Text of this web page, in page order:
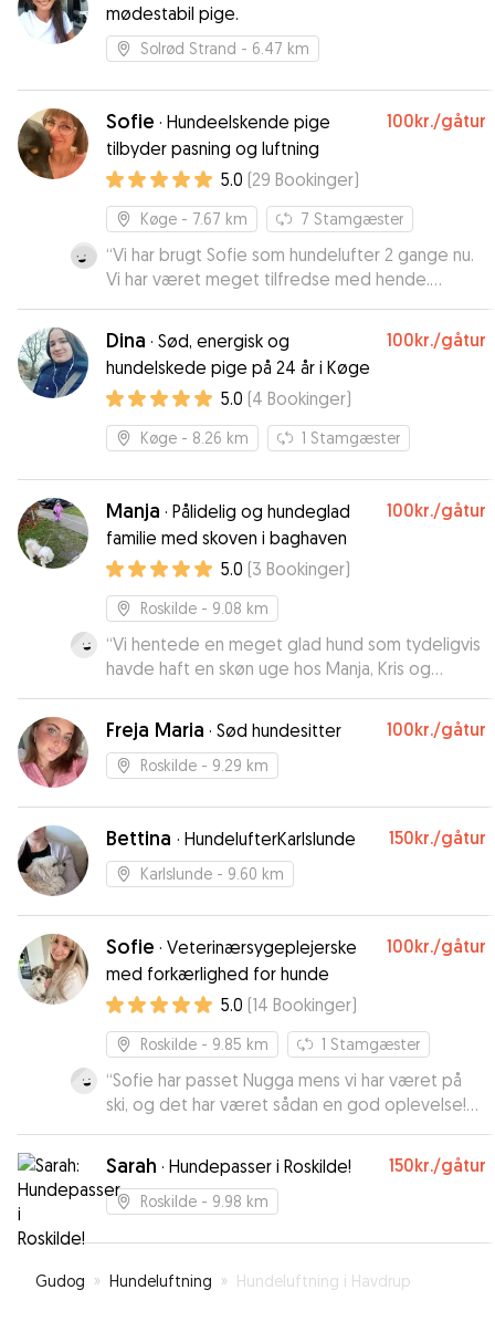
mødestabil pige.
Solrød Strand - 6.47 km
Sofie · Hundeelskende pige
tilbyder pasning og luftning
100kr./gåtur
5.0 (29 Bookinger)
Køge - 7.67 km 7 Stamgæster
“Vi har brugt Sofie som hundelufter 2 gange nu.
Vi har været meget tilfredse med hende.
Meget sød og ikke et ord om at det pjaskede
ned da hun skulle gå med skipper. 5 MEGA
STJERNER”
Dina · Sød, energisk og
hundelskede pige på 24 år i Køge
100kr./gåtur
5.0 (4 Bookinger)
Køge - 8.26 km 1 Stamgæster
Manja · Pålidelig og hundeglad
familie med skoven i baghaven
100kr./gåtur
5.0 (3 Bookinger)
Roskilde - 9.08 km
“Vi hentede en meget glad hund som tydeligvis
havde haft en skøn uge hos Manja, Kris og
pigerne. Undervejs fik vi de skønneste billeder
og updates. Det har været super nemt og ligetil
at kommunikere med Manja hele vejen igennem,
og en rigtig god oplevelse for våde os og
Freja Maria · Sød hundesitter 100kr./gåtur
Roskilde - 9.29 km
Bettina · HundelufterKarlslunde 150kr./gåtur
Karlslunde - 9.60 km
Sofie · Veterinærsygeplejerske
med forkærlighed for hunde
100kr./gåtur
5.0 (14 Bookinger)
Roskilde - 9.85 km 1 Stamgæster
“Sofie har passet Nugga mens vi har været på
ski, og det har været sådan en god oplevelse!
Nugga blev taget godt imod, og Sofie klarede
så fint det første lille “savn” af hverdag, og
sørgede for at Nugga faldt til. Vi fik løbende
opdateringer, og var helt trygge ved Sofie. Kan
Sarah · Hundepasser i Roskilde! 150kr./gåtur
Roskilde - 9.98 km
Gudog » Hundeluftning » Hundeluftning i Havdrup